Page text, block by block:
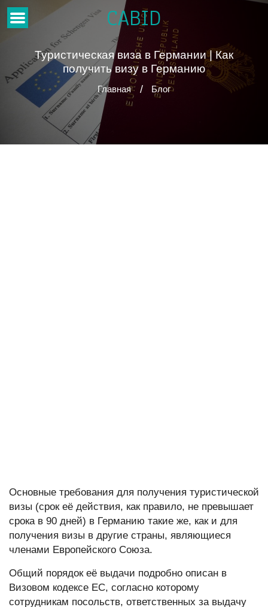
CABID
Туристическая виза в Германии | Как
получить визу в Германию
Главная Блог
Основные требования для получения туристической
визы (срок её действия, как правило, не превышает
срока в 90 дней) в Германию такие же, как и для
получения визы в другие страны, являющиеся
членами Европейского Союза.
Общий порядок её выдачи подробно описан в
Визовом кодексе ЕС, согласно которому
сотрудникам посольств, ответственных за выдачу